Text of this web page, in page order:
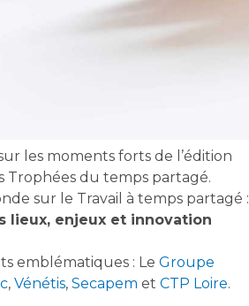
les moments forts de l’édition
Trophées du temps partagé.
sur le Travail à temps partagé :
lieux, enjeux et innovation
emblématiques : LeGroupe
,Vénétis,SecapemetCTP Loire.